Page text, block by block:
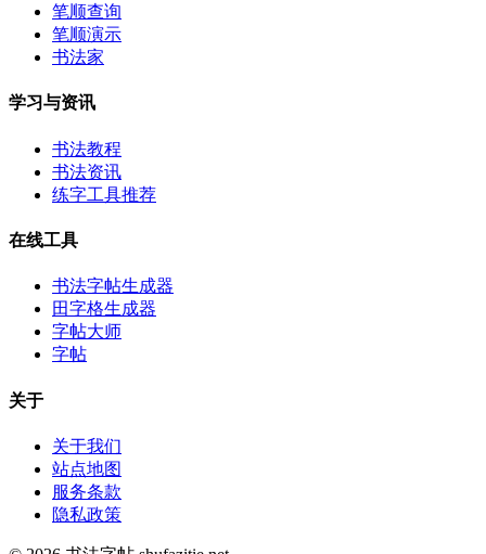
笔顺查询
笔顺演示
书法家
学习与资讯
书法教程
书法资讯
练字工具推荐
在线工具
书法字帖生成器
田字格生成器
字帖大师
字帖
关于
关于我们
站点地图
服务条款
隐私政策